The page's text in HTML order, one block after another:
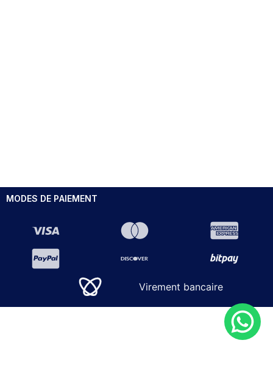
MODES DE PAIEMENT
Virement bancaire